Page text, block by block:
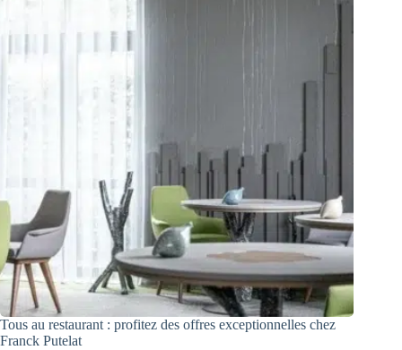
Tous au restaurant : profitez des offres exceptionnelles chez
Franck Putelat